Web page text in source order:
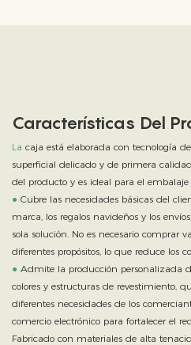
Características Del
La caja está elaborada con tecnología
superficial delicado y de primera
del producto y es ideal para el
● Cubre las necesidades básicas del
marca, los regalos navideños y los
sola solución. No es necesario comprar
diferentes propósitos, lo que reduce los
● Admite la producción personalizada
colores y estructuras de revestimiento,
diferentes necesidades de los
comercio electrónico para fortalecer el
Fabricado con materiales de alta